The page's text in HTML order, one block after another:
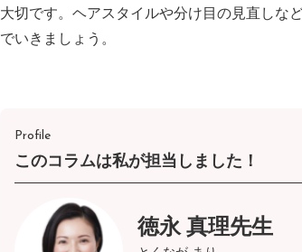
大切です。ヘアスタイルや分け目の見直しな
でいきましょう。
Profile
このコラムは私が担当しました！
徳永 真理先生